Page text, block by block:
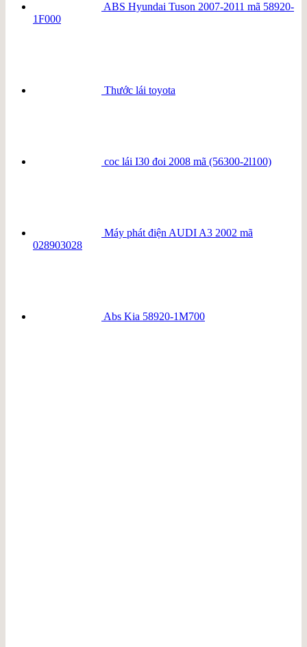
ABS Hyundai Tuson 2007-2011 mã 58920-
1F000
Thước lái toyota
coc lái I30 đoi 2008 mã (56300-2l100)
Máy phát điện AUDI A3 2002 mã
028903028
Abs Kia 58920-1M700